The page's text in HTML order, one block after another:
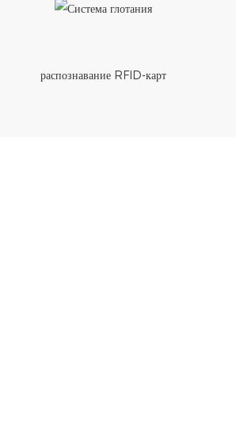
распознавание RFID-карт